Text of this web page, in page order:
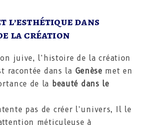
l’esthétique dans
la création
juive, l’histoire de la création
racontée dans la Genèse met en
de la beauté dans le
pas de créer l’univers, Il le
méticuleuse à